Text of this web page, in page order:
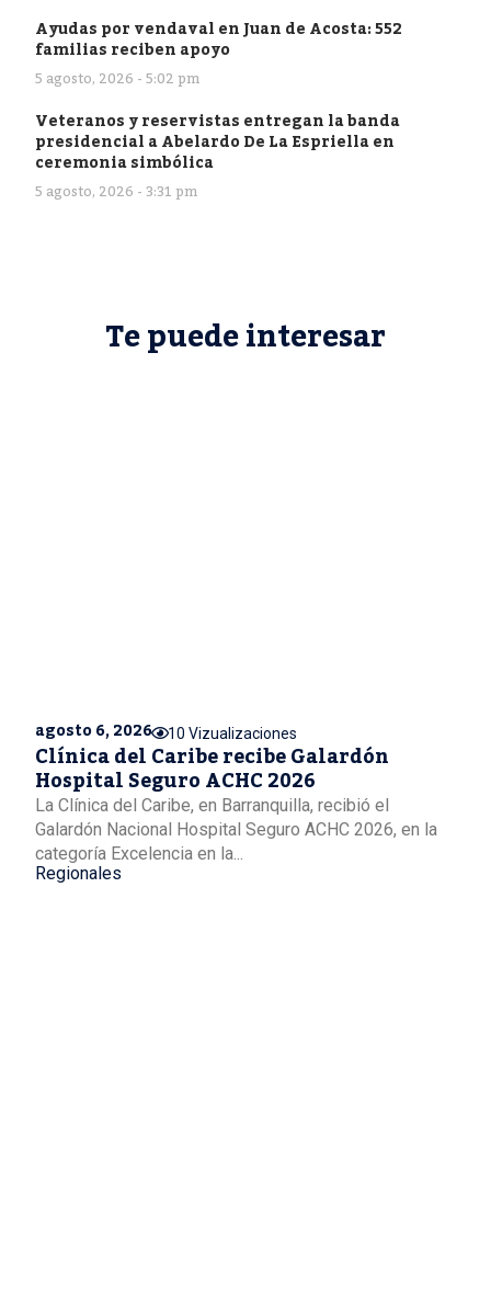
Ayudas por vendaval en Juan de Acosta: 552
familias reciben apoyo
5 agosto, 2026 - 5:02 pm
Veteranos y reservistas entregan la banda
presidencial a Abelardo De La Espriella en
ceremonia simbólica
5 agosto, 2026 - 3:31 pm
Te puede interesar
agosto 6, 2026 10 Vizualizaciones
Clínica del Caribe recibe Galardón
Hospital Seguro ACHC 2026
La Clínica del Caribe, en Barranquilla, recibió el
Galardón Nacional Hospital Seguro ACHC 2026, en la
categoría Excelencia en la...
Regionales